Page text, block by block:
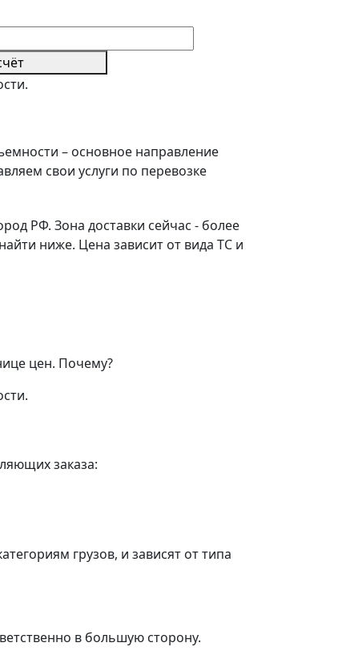
– основное направление
свои услуги по перевозке
РФ. Зона доставки сейчас - более
ниже. Цена зависит от вида ТС и
цен. Почему?
заказа:
грузов, и зависят от типа
в большую сторону.